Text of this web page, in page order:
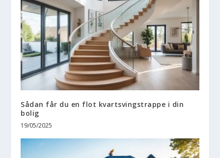
Sådan får du en flot kvartsvingstrappe i din
bolig
19/05/2025